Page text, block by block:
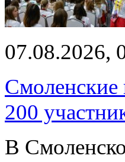
07.08.2026,
Смоленские
200
В